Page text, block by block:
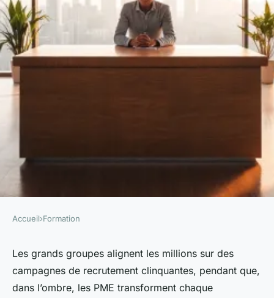
10 astuces inédites pour
séduire des talents en PME
Accueil›Formation
Les grands groupes alignent les millions sur des
campagnes de recrutement clinquantes, pendant que,
dans l’ombre, les PME transforment chaque